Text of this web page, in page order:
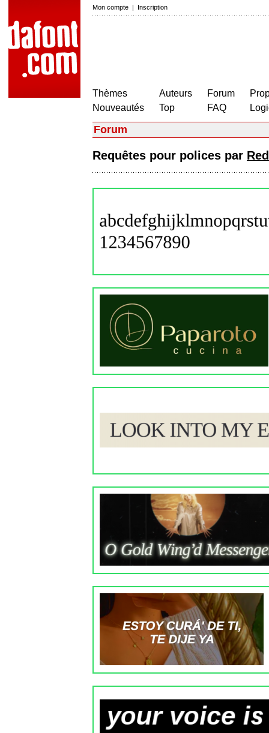
Mon compte | Inscription
Thèmes
Nouveautés
Auteurs
Top
Forum
FAQ
Forum
Requêtes pour polices par